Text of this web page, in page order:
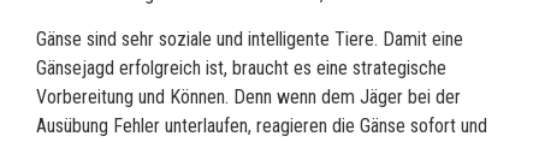
Gänse sind sehr soziale und intelligente Tiere. Damit eine
Gänsejagd erfolgreich ist, braucht es eine strategische
Vorbereitung und Können. Denn wenn dem Jäger bei der
Ausübung Fehler unterlaufen, reagieren die Gänse sofort und